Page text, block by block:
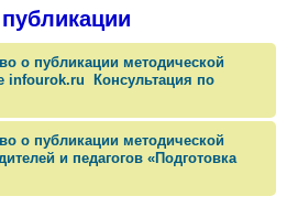
о публикации методической
infourok.ru Консультация по
о публикации методической
и педагогов «Подготовка